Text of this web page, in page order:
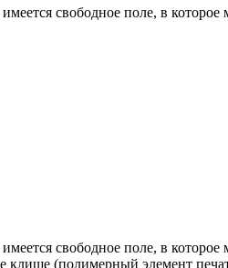
свободное поле, в
свободное поле, в
(полимерный элемент